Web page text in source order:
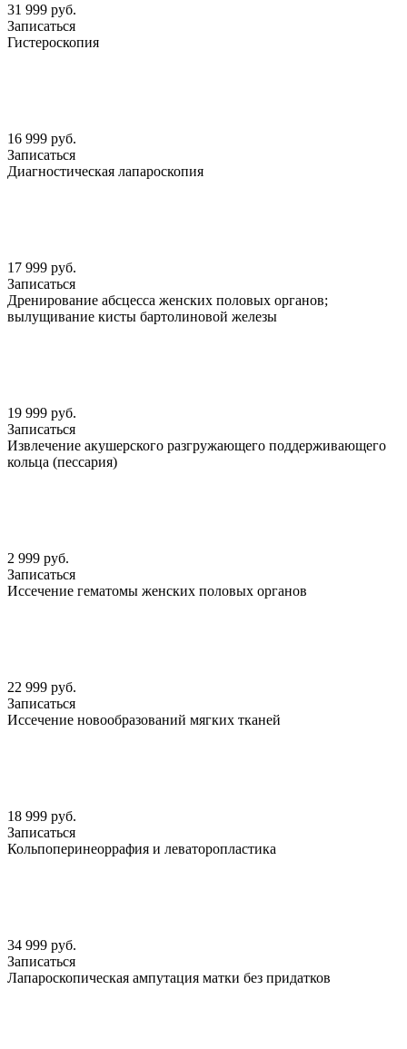
31 999 руб.
Записаться
Гистероскопия
16 999 руб.
Записаться
Диагностическая лапароскопия
17 999 руб.
Записаться
Дренирование абсцесса женских половых органов;
вылущивание кисты бартолиновой железы
19 999 руб.
Записаться
Извлечение акушерского разгружающего поддерживающего
кольца (пессария)
2 999 руб.
Записаться
Иссечение гематомы женских половых органов
22 999 руб.
Записаться
Иссечение новообразований мягких тканей
18 999 руб.
Записаться
Кольпоперинеоррафия и леваторопластика
34 999 руб.
Записаться
Лапароскопическая ампутация матки без придатков